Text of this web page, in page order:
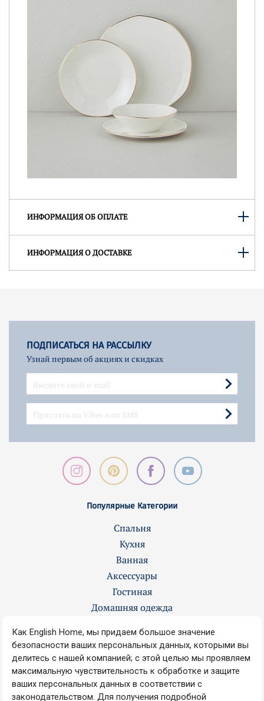
ИНФОРМАЦИЯ ОБ ОПЛАТЕ
ИНФОРМАЦИЯ О ДОСТАВКЕ
ПОДПИСАТЬСЯ НА РАССЫЛКУ
Узнай первым об акциях и скидках
Популярные Категории
Спальня
Кухня
Ванная
Аксессуары
Гостиная
Домашняя одежда
Контакты
О нас
Вакансии
Наши магазины